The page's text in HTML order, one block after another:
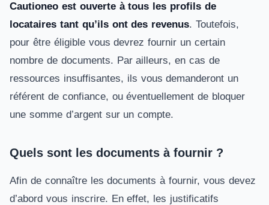
Cautioneo est ouverte à tous les profils de
locataires tant qu’ils ont des revenus. Toutefois,
pour être éligible vous devrez fournir un certain
nombre de documents. Par ailleurs, en cas de
ressources insuffisantes, ils vous demanderont un
référent de confiance, ou éventuellement de bloquer
une somme d’argent sur un compte.
Quels sont les documents à fournir ?
Afin de connaître les documents à fournir, vous devez
d’abord vous inscrire. En effet, les justificatifs